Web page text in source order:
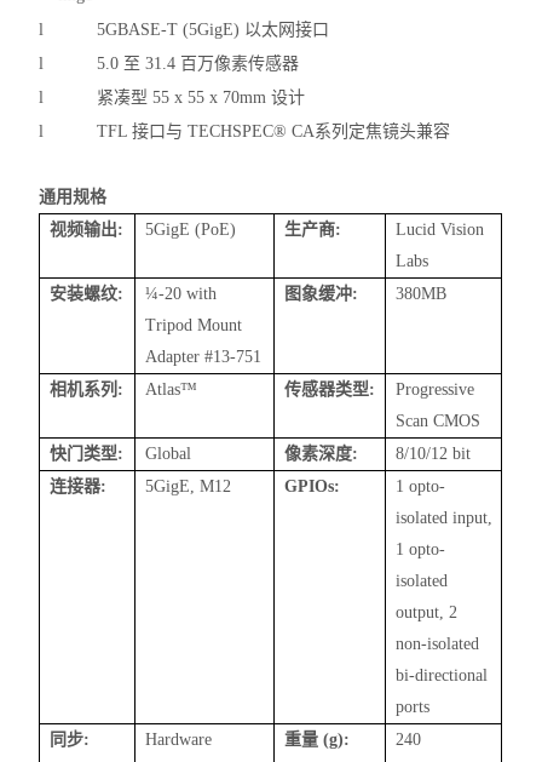
l
5GBASE-T (5GigE) 以太网接口
l
5.0 至 31.4 百万像素传感器
l
紧凑型 55 x 55 x 70mm 设计
l
TFL 接口与 TECHSPEC® CA系列定焦镜头兼容
通用规格
视频输出: 5GigE (PoE) 生产商:
Lucid Vision
Labs
安装螺纹: ¼-20 with
Tripod Mount
Adapter #13-751
图象缓冲: 380MB
相机系列 : Atlas™ 传感器类型:
Progressive
Scan CMOS
快门类型: Global 像素深度:
8/10/12 bit
连接器: 5GigE, M12 GPIOs:
1 opto-
isolated input,
1 opto-
isolated
output, 2
non-isolated
bi-directional
ports
同步: Hardware 重量(g): 240